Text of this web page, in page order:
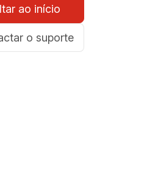
ao início
o suporte